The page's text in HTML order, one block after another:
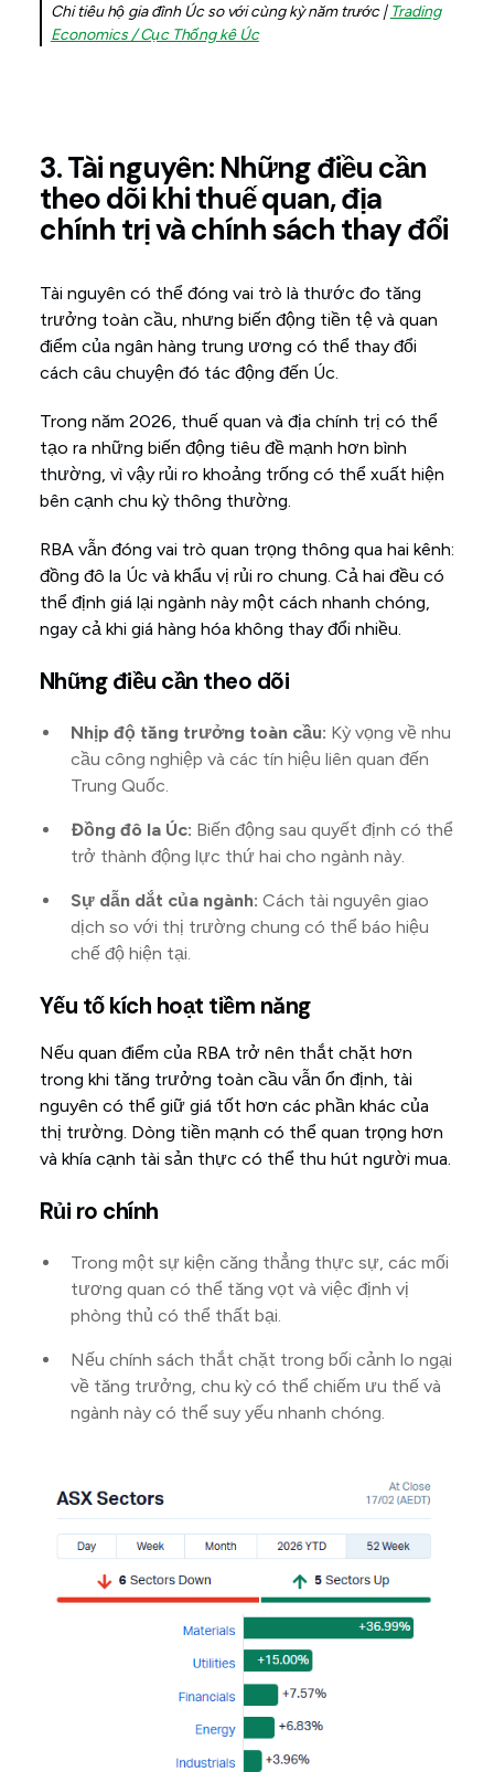
Chi tiêu hộ gia đình Úc so với cùng kỳ năm trước | Trading
Economics / Cục Thống kê Úc
3. Tài nguyên: Những điều cần
theo dõi khi thuế quan, địa
chính trị và chính sách thay đổi
Tài nguyên có thể đóng vai trò là thước đo tăng
trưởng toàn cầu, nhưng biến động tiền tệ và quan
điểm của ngân hàng trung ương có thể thay đổi
cách câu chuyện đó tác động đến Úc.
Trong năm 2026, thuế quan và địa chính trị có thể
tạo ra những biến động tiêu đề mạnh hơn bình
thường, vì vậy rủi ro khoảng trống có thể xuất hiện
bên cạnh chu kỳ thông thường.
RBA vẫn đóng vai trò quan trọng thông qua hai kênh:
đồng đô la Úc và khẩu vị rủi ro chung. Cả hai đều có
thể định giá lại ngành này một cách nhanh chóng,
ngay cả khi giá hàng hóa không thay đổi nhiều.
Những điều cần theo dõi
Nhịp độ tăng trưởng toàn cầu: Kỳ vọng về nhu
cầu công nghiệp và các tín hiệu liên quan đến
Trung Quốc.
Đồng đô la Úc: Biến động sau quyết định có thể
trở thành động lực thứ hai cho ngành này.
Sự dẫn dắt của ngành: Cách tài nguyên giao
dịch so với thị trường chung có thể báo hiệu
chế độ hiện tại.
Yếu tố kích hoạt tiềm năng
Nếu quan điểm của RBA trở nên thắt chặt hơn
trong khi tăng trưởng toàn cầu vẫn ổn định, tài
nguyên có thể giữ giá tốt hơn các phần khác của
thị trường. Dòng tiền mạnh có thể quan trọng hơn
và khía cạnh tài sản thực có thể thu hút người mua.
Rủi ro chính
Trong một sự kiện căng thẳng thực sự, các mối
tương quan có thể tăng vọt và việc định vị
phòng thủ có thể thất bại.
Nếu chính sách thắt chặt trong bối cảnh lo ngại
về tăng trưởng, chu kỳ có thể chiếm ưu thế và
ngành này có thể suy yếu nhanh chóng.